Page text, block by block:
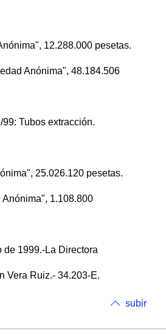
12.288.000 pesetas.
Anónima", 48.184.506
Tubos extracción.
25.026.120 pesetas.
1.108.800
de 1999.-La Directora
Vera Ruiz.- 34.203-E.
subir